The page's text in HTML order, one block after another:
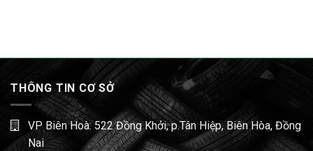
THÔNG TIN CƠ SỞ
VP Biên Hoà: 522 Đồng Khởi, p.Tân Hiệp, Biên Hòa, Đồng
Nai